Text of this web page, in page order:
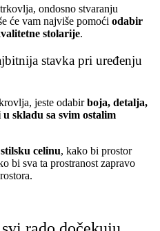
ondosno stvaranju
će vam najviše pomoći odabir
stolarije.
stavka pri uređenju
jeste odabirboja, detalja,
skladu sa svim ostalim
celinu, kako bi prostor
bi sva ta prostranost zapravo